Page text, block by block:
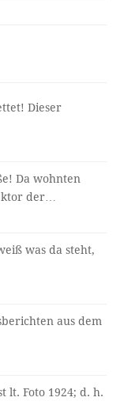
Dieser
Da wohnten
der…
was da steht,
aus dem
lt. Foto 1924; d. h.